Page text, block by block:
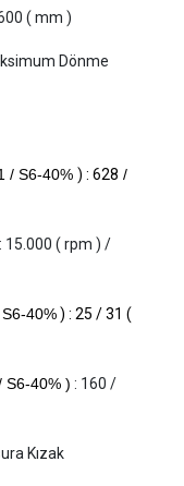
( mm )
Dönme
/ S6-40% ) : 628 /
: 15.000 ( rpm ) /
40% ) : 25 / 31 (
S6-40% ) : 160 /
Kızak